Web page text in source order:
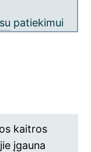
patiekimui
kaitros
įgauna